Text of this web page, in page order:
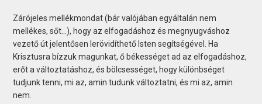
Zárójeles mellékmondat (bár valójában egyáltalán nem
mellékes, sőt...), hogy az elfogadáshoz és megnyugváshoz
vezető út jelentősen lerövidíthető Isten segítségével. Ha
Krisztusra bízzuk magunkat, ő békességet ad az elfogadáshoz,
erőt a változtatáshoz, és bölcsességet, hogy különbséget
tudjunk tenni, mi az, amin tudunk változtatni, és mi az, amin
nem.